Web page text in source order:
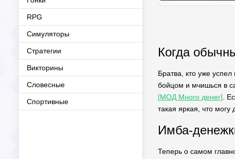
RPG
Симуляторы
Стратегии
Викторины
Словесные
Спортивные
Когда
Братва, кто уже
бойцом и мчишься в
[МОД Много денег] .
такая яркая, что
Имба-
Теперь о самом